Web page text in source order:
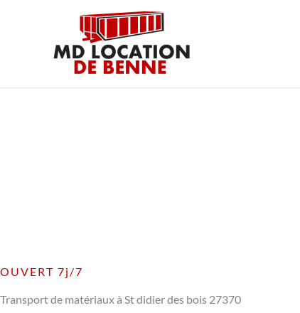
OUVERT 7j/7
Transport de matériaux à St didier des bois 27370